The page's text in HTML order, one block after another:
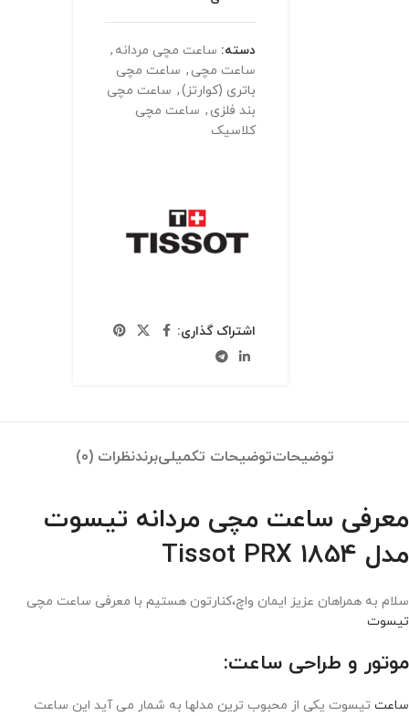
دسته: ساعت مچی مردانه ,
ساعت مچی , ساعت مچی
باتری (کوارتز), ساعت مچی
بند فلزی , ساعت مچی
کلاسیک
اشتراک گذاری:
توضیحاتتوضیحات تکمیلیبرندنظرات (0)
معرفی ساعت مچی مردانه تیسوت
مدل Tissot PRX 1854
سلام به همراهان عزیز ایمان واچ،کنارتون هستیم با معرفی ساعت مچی
تیسوت
موتور و طراحی ساعت:
ساعت تیسوت یکی از محبوب ترین مدلها به شمار می آید این ساعت